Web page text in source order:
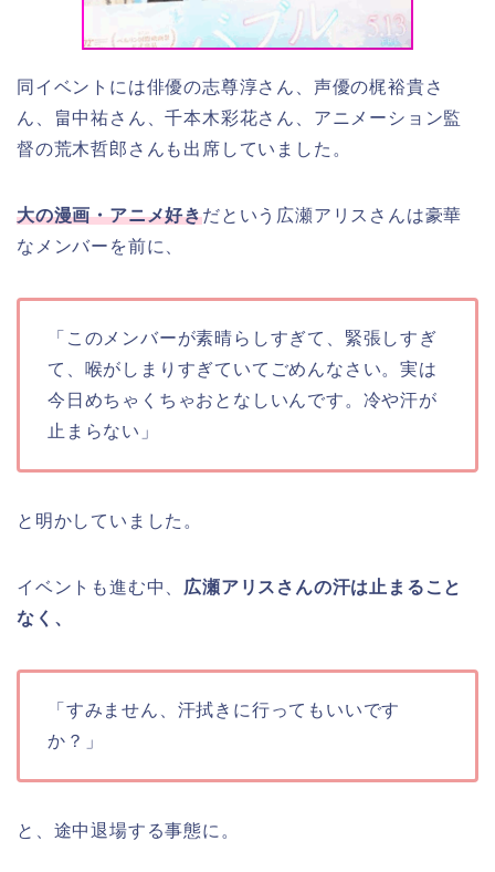
同イベントには俳優の志尊淳さん、声優の梶裕貴さ
ん、畠中祐さん、千本木彩花さん、アニメーション監
督の荒木哲郎さんも出席していました。
大の漫画・アニメ好きだという広瀬アリスさんは豪華
なメンバーを前に、
「このメンバーが素晴らしすぎて、緊張しすぎ
て、喉がしまりすぎていてごめんなさい。実は
今日めちゃくちゃおとなしいんです。冷や汗が
止まらない」
と明かしていました。
イベントも進む中、 広瀬アリスさんの汗は止まること
なく、
「すみません、汗拭きに行ってもいいです
か？」
と、途中退場する事態に。